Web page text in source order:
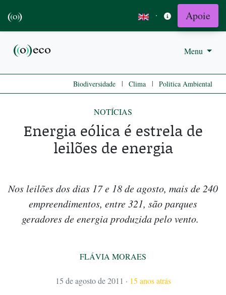
· Apoie
Menu
Biodiversidade | Clima | Politica Ambiental
NOTÍCIAS
Energia eólica é estrela de
leilões de energia
Nos leilões dos dias 17 e 18 de agosto, mais de 240
empreendimentos, entre 321, são parques
geradores de energia produzida pelo vento.
FLÁVIA MORAES
15 de agosto de 2011 · 15 anos atrás